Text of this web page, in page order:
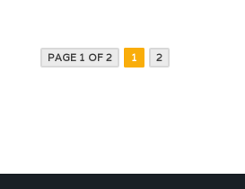
PAGE 1 OF 2 1 2